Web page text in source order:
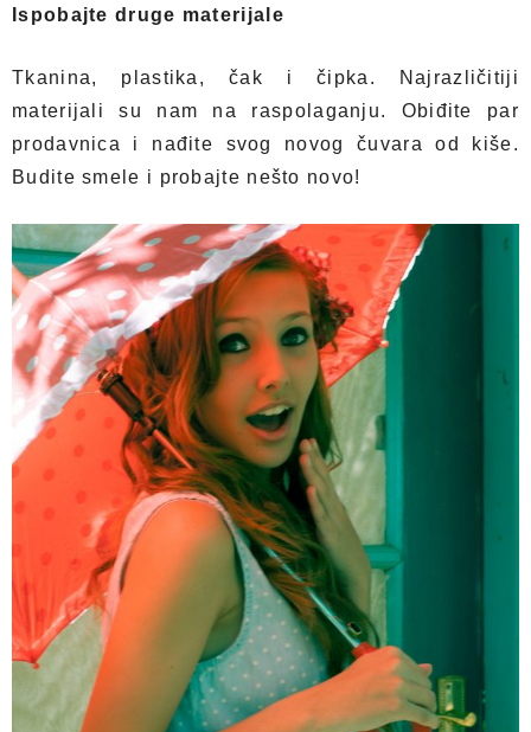
Ispobajte druge materijale
Tkanina, plastika, čak i čipka. Najrazličitiji
materijali su nam na raspolaganju. Obiđite par
prodavnica i nađite svog novog čuvara od kiše.
Budite smele i probajte nešto novo!